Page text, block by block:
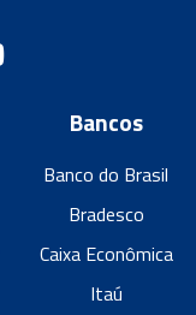
Bancos
Banco do Brasil
Bradesco
Caixa Econômica
Itaú